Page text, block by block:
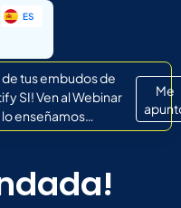
ES
IT
tus embudos de
SI! Ven al Webinar
enseñamos…
Me